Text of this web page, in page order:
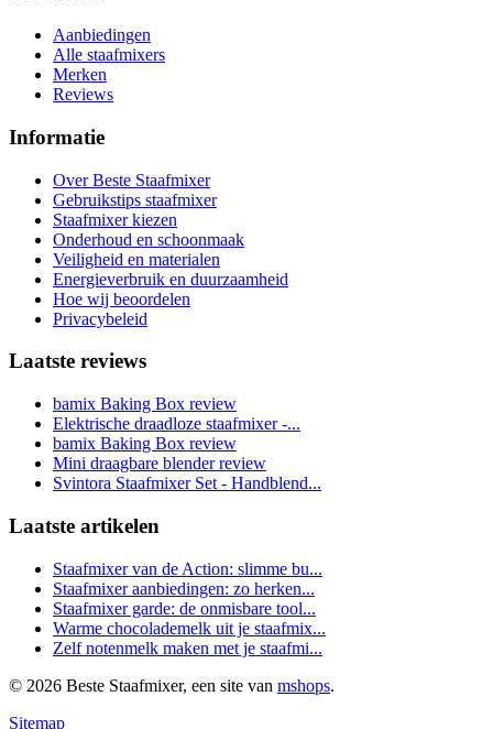
Aanbiedingen
Alle staafmixers
Merken
Reviews
Informatie
Over Beste Staafmixer
Gebruikstips staafmixer
Staafmixer kiezen
Onderhoud en schoonmaak
Veiligheid en materialen
Energieverbruik en duurzaamheid
Hoe wij beoordelen
Privacybeleid
Laatste reviews
bamix Baking Box review
Elektrische draadloze staafmixer -...
bamix Baking Box review
Mini draagbare blender review
Svintora Staafmixer Set - Handblend...
Laatste artikelen
Staafmixer van de Action: slimme bu...
Staafmixer aanbiedingen: zo herken...
Staafmixer garde: de onmisbare tool...
Warme chocolademelk uit je staafmix...
Zelf notenmelk maken met je staafmi...
© 2026 Beste Staafmixer, een site van mshops.
Sitemap